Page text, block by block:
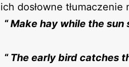
ich dosłowne tłumaczenie
Make hay while the sun
The early bird catches